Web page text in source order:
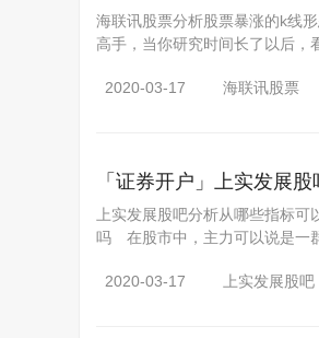
海联讯股票分析股票暴涨的k线
高手，当你研究时间长了以后，
2020-03-17 海联讯股票
「证券开户」 上实发展股
上实发展股吧分析从哪些指标
吗 在股市中，主力可以说是一
2020-03-17 上实发展股吧